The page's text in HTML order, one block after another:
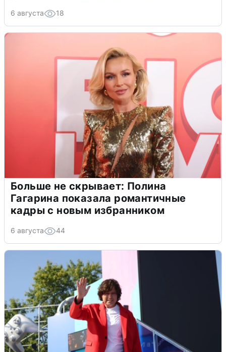
6 августа 18
Больше не скрывает: Полина
Гагарина показала романтичные
кадры с новым избранником
6 августа 44